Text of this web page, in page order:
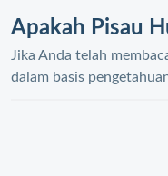
Apakah Pisau
Jika Anda telah
dalam basis